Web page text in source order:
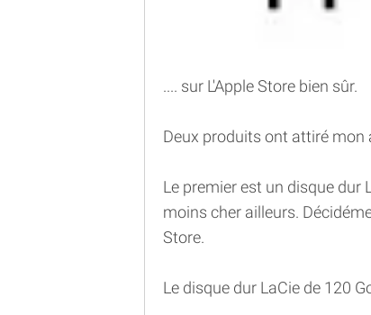
.... sur L'Apple Store bien sûr.
Deux produits ont attiré
Le premier est un disque dur
moins cher ailleurs.
Store.
Le disque dur LaCie de 120